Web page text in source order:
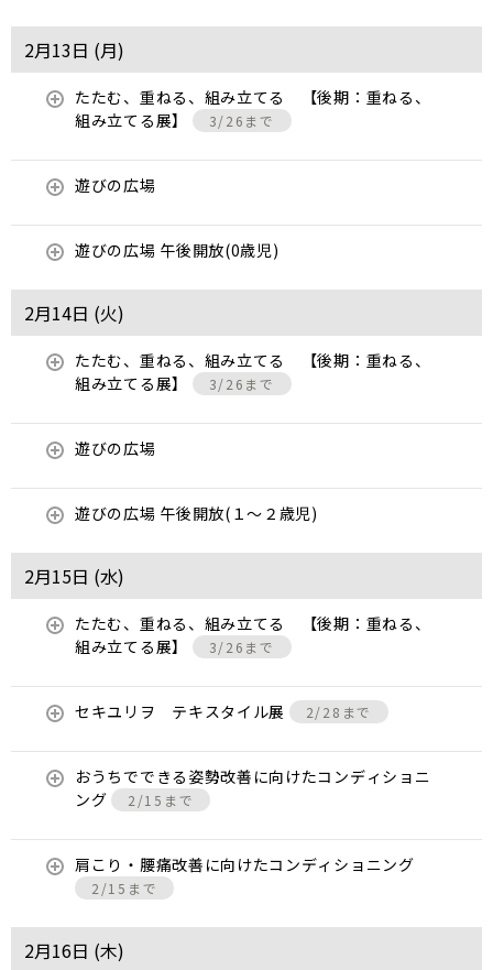
2月13日 (月)
たたむ、重ねる、組み立てる 【後期：重ねる、
組み立てる展】
3/26まで
遊びの広場
遊びの広場 午後開放(0歳児)
2月14日 (火)
たたむ、重ねる、組み立てる 【後期：重ねる、
組み立てる展】
3/26まで
遊びの広場
遊びの広場 午後開放(１～２歳児)
2月15日 (水)
たたむ、重ねる、組み立てる 【後期：重ねる、
組み立てる展】
3/26まで
セキユリヲ テキスタイル展 2/28まで
おうちでできる姿勢改善に向けたコンディショニ
ング
2/15まで
肩こり・腰痛改善に向けたコンディショニング
2/15まで
2月16日 (木)